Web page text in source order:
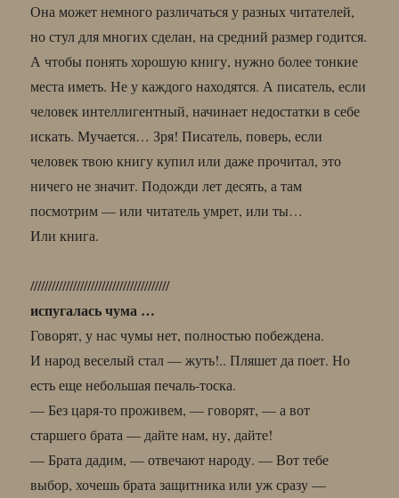
Она может немного различаться у разных читателей,
но стул для многих сделан, на средний размер годится.
А чтобы понять хорошую книгу, нужно более тонкие
места иметь. Не у каждого находятся. А писатель, если
человек интеллигентный, начинает недостатки в себе
искать. Мучается… Зря! Писатель, поверь, если
человек твою книгу купил или даже прочитал, это
ничего не значит. Подожди лет десять, а там
посмотрим — или читатель умрет, или ты…
Или книга.
///////////////////////////////////////
испугалась чума …
Говорят, у нас чумы нет, полностью побеждена.
И народ веселый стал — жуть!.. Пляшет да поет. Но
есть еще небольшая печаль-тоска.
— Без царя-то проживем, — говорят, — а вот
старшего брата — дайте нам, ну, дайте!
— Брата дадим, — отвечают народу. — Вот тебе
выбор, хочешь брата защитника или уж сразу —